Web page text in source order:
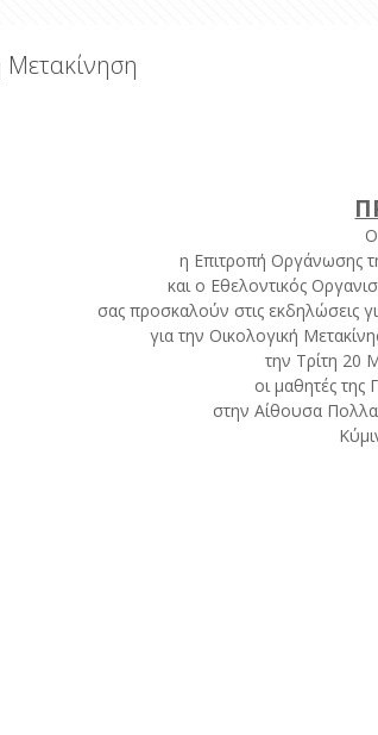
Μετακίνηση
η Επιτροπή Οργάνωσης
και ο Εθελοντικός
σας προσκαλούν στις εκδηλώσεις
για την Οικολογική
την Τρίτη 20
οι μαθητές της
στην Αίθουσα